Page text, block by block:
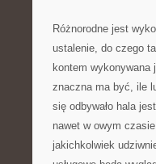
Różnorodne jest
ustalenie, do czego
kontem
znaczna ma być, ile
się odbywało hala
nawet w owym
jakichkolwiek